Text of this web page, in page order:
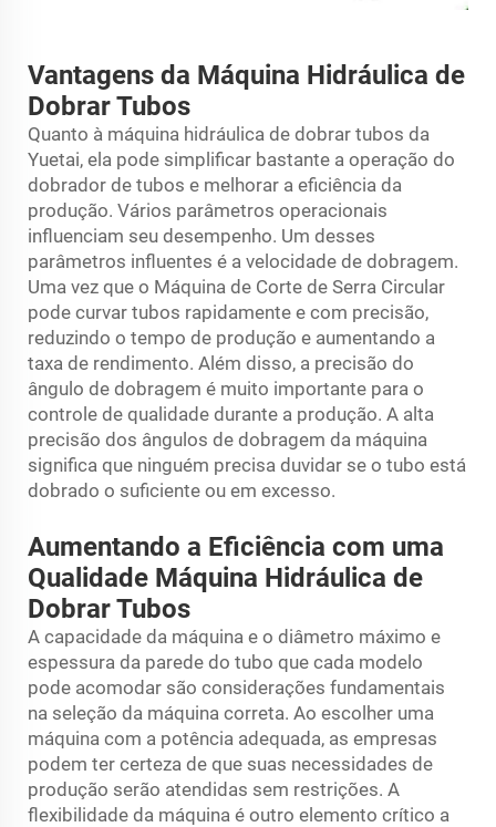
Vantagens da Máquina Hidráulica de
Dobrar Tubos
Quanto à máquina hidráulica de dobrar tubos da
Yuetai, ela pode simplificar bastante a operação do
dobrador de tubos e melhorar a eficiência da
produção. Vários parâmetros operacionais
influenciam seu desempenho. Um desses
parâmetros influentes é a velocidade de dobragem.
Uma vez que o Máquina de Corte de Serra Circular
pode curvar tubos rapidamente e com precisão,
reduzindo o tempo de produção e aumentando a
taxa de rendimento. Além disso, a precisão do
ângulo de dobragem é muito importante para o
controle de qualidade durante a produção. A alta
precisão dos ângulos de dobragem da máquina
significa que ninguém precisa duvidar se o tubo está
dobrado o suficiente ou em excesso.
Aumentando a Eficiência com uma
Qualidade Máquina Hidráulica de
Dobrar Tubos
A capacidade da máquina e o diâmetro máximo e
espessura da parede do tubo que cada modelo
pode acomodar são considerações fundamentais
na seleção da máquina correta. Ao escolher uma
máquina com a potência adequada, as empresas
podem ter certeza de que suas necessidades de
produção serão atendidas sem restrições. A
flexibilidade da máquina é outro elemento crítico a